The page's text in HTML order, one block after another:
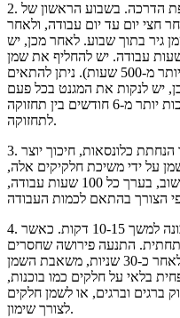
2. מקדחי כלונסאות חדשים זקוקים לתקופת הדרכה. בשבוע הראשון של
חצי יום עד יום עבודה, ולאחר
שמן גיר בתוך שבוע. לאחר מכן, יש
עבודה. יש להחליף את שמן
הגיר כל 200 שעות עבודה (אך לא יותר מ-500 שעות). ניתן להתאים
יש לנקות את המגנט בכל פעם
שמתחילים שמן. **הערה:** אין לחכות יותר מ-6 חודשים בין תחזוקה
לתחזוקה.
3. המגנט שבפנים מסנן בעיקר. במהלך הנחתת כלונסאות, חיכוך יוצר
על ידי משיכת חלקיקים אלה,
מה שמפחית את הבלאי. ניקוי המגנט חשוב, בערך כל 100 שעות עבודה,
4. לפני כל הפעלה, יש לחמם את המכונה למשך 10-15 דקות. כאשר
התנעה פירושה שחסרים
בתחילה שימון בחלקים העליונים. לאחר כ-30 שניות, משאבת השמן
בלאי על חלקים כמו בוכנות,
ברגים וברגים, או לשמן חלקים
לצורך שימון.